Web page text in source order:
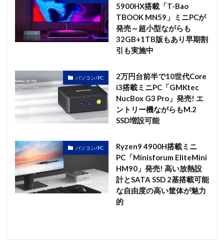
5900HX搭載「T-Bao
TBOOK MN59」ミニPCが
発売～超小型ながらも
32GB+1TB版もあり早期割
引も実施中
パソコン/PC
2万円台前半で10世代Core
i3搭載ミニPC「GMKtec
NucBox G3 Pro」発売! エ
ントリー機ながらもM.2
SSD増設可能
パソコン/PC
Ryzen9 4900H搭載ミニ
PC「Minisforum EliteMini
HM90」発売! 高い放熱設
計とSATA SSD 2基搭載可能
な自由度の高い筐体が魅力
的